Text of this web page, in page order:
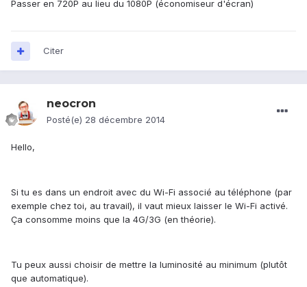
Passer en 720P au lieu du 1080P (économiseur d'écran)
Citer
neocron
Posté(e) 28 décembre 2014
Hello,
Si tu es dans un endroit avec du Wi-Fi associé au téléphone (par
exemple chez toi, au travail), il vaut mieux laisser le Wi-Fi activé.
Ça consomme moins que la 4G/3G (en théorie).
Tu peux aussi choisir de mettre la luminosité au minimum (plutôt
que automatique).